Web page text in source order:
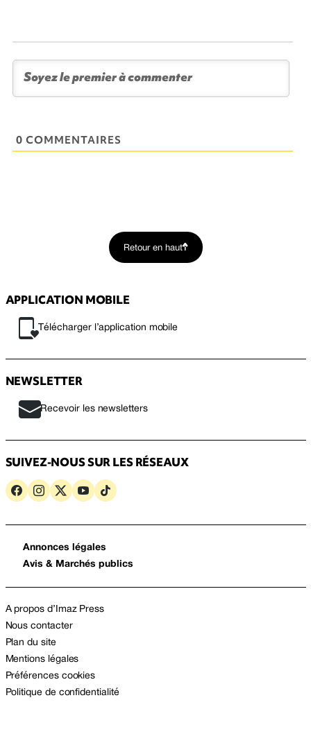
0 COMMENTAIRES
Retour en haut
APPLICATION MOBILE
Télécharger l’application mobile
NEWSLETTER
Recevoir les newsletters
SUIVEZ-NOUS SUR LES RÉSEAUX
Annonces légales
Avis & Marchés publics
A propos d’Imaz Press
Nous contacter
Plan du site
Mentions légales
Préférences cookies
Politique de confidentialité